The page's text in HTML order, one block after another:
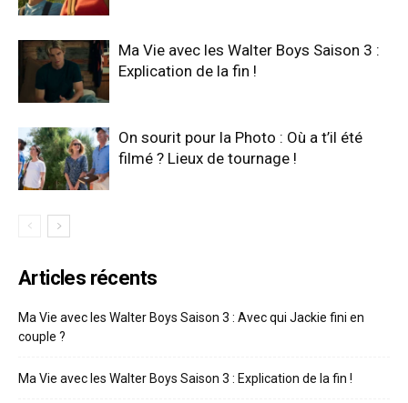
Ma Vie avec les Walter Boys Saison 3 :
Explication de la fin !
On sourit pour la Photo : Où a t’il été
filmé ? Lieux de tournage !
Articles récents
Ma Vie avec les Walter Boys Saison 3 : Avec qui Jackie fini en
couple ?
Ma Vie avec les Walter Boys Saison 3 : Explication de la fin !